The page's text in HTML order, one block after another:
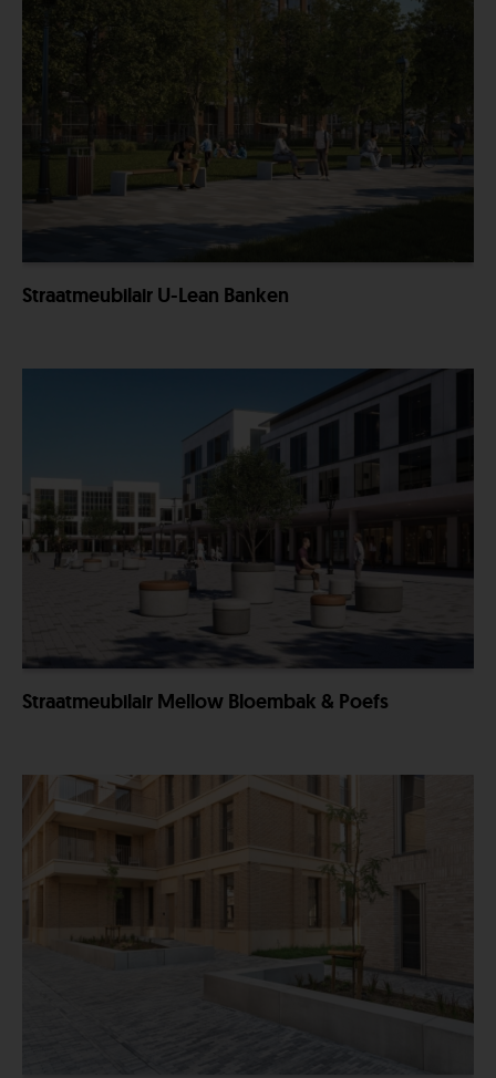
Straatmeubilair U-Lean Banken
Straatmeubilair Mellow Bloembak & Poefs